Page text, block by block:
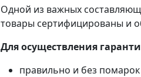
Одной из важных
товары сертифицированы и
Для осуществления
правильно и без